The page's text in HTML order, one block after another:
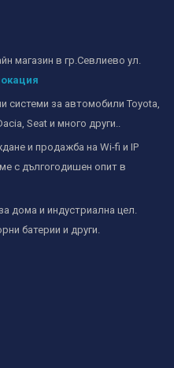
магазин в гр.Севлиево ул.
системи за автомобили Toyota,
Seat и много други..
и продажба на Wi-fi и IP
с дългогодишен опит в
дома и индустриална цел.
батерии и други.